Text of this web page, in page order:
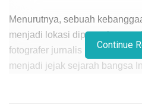
Menurutnya, sebuah
menjadi lokasi dipamerkannya
fotografer jurnalis Indonesia
menjadi jejak sejarah bangsa
Continue